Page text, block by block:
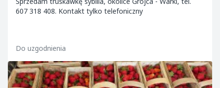
607 318 408. Kontakt tylko telefoniczny
Do uzgodnienia